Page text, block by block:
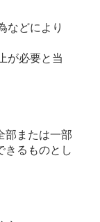
などにより
が必要と当
部または一部
きるものとし